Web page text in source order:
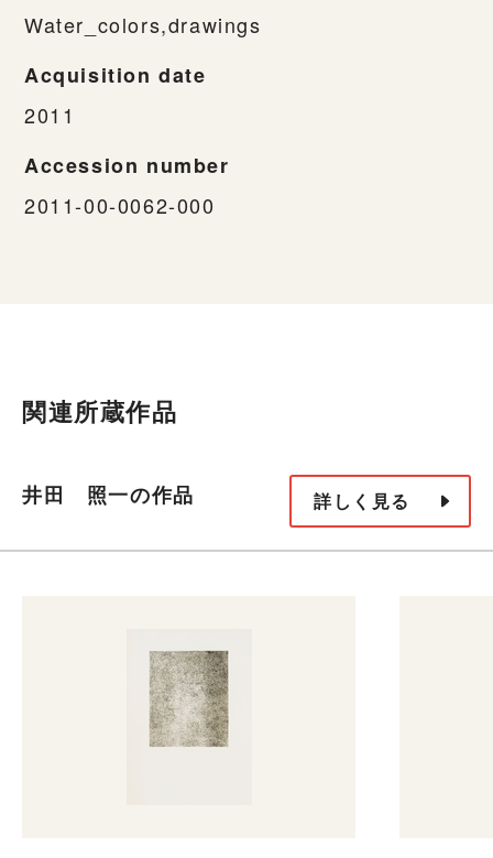
Water_colors,drawings
Acquisition date
2011
Accession number
2011-00-0062-000
関連所蔵作品
井田 照一の作品 詳しく見る